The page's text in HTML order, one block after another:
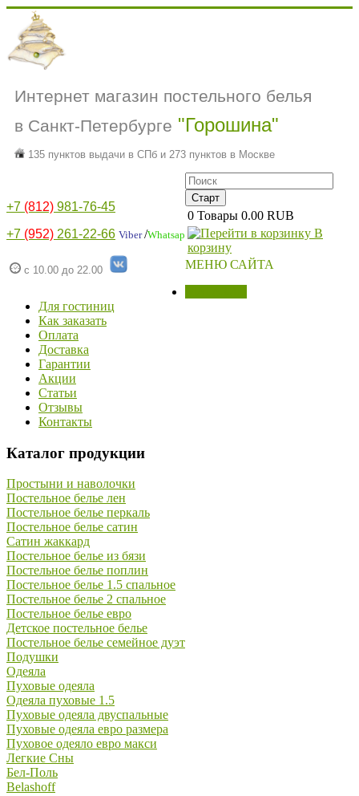
Интернет магазин постельного белья
в Санкт-Петербурге "Горошина"
135 пунктов выдачи в СПб и 273 пунктов в Москве
+7 (812) 981-76-45
+7 (952) 261-22-66 Viber/Whatsap
с 10.00 до 22.00
0 Товары 0.00 RUB
В
корзину
МЕНЮ САЙТА
Для гостиниц
Как заказать
Оплата
Доставка
Гарантии
Акции
Статьи
Отзывы
Контакты
Каталог продукции
Простыни и наволочки
Постельное белье лен
Постельное белье перкаль
Постельное белье сатин
Сатин жаккард
Постельное белье из бязи
Постельное белье поплин
Постельное белье 1.5 спальное
Постельное белье 2 спальное
Постельное белье евро
Детское постельное белье
Постельное белье семейное дуэт
Подушки
Одеяла
Пуховые одеяла
Одеяла пуховые 1.5
Пуховые одеяла двуспальные
Пуховые одеяла евро размера
Пуховое одеяло евро макси
Легкие Сны
Бел-Поль
Belashoff